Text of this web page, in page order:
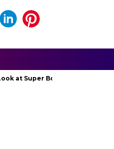
at Super Bowl Performances,